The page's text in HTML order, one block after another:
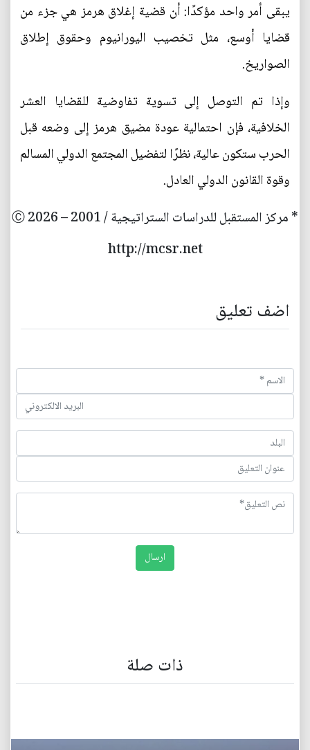
يبقى أمر واحد مؤكدًا: أن قضية إغلاق هرمز هي جزء من
قضايا أوسع، مثل تخصيب اليورانيوم وحقوق إطلاق
الصواريخ.
وإذا تم التوصل إلى تسوية تفاوضية للقضايا العشر
الخلافية، فإن احتمالية عودة مضيق هرمز إلى وضعه قبل
الحرب ستكون عالية، نظرًا لتفضيل المجتمع الدولي المسالم
وقوة القانون الدولي العادل.
* مركز المستقبل للدراسات الستراتيجية / 2001 – 2026 Ⓒ
http://mcsr.net
اضف تعليق
ذات صلة